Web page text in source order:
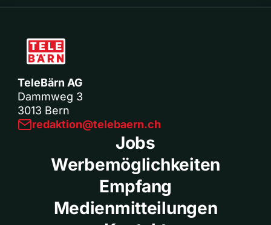
TeleBärn AG
Dammweg 3
3013 Bern
redaktion@telebaern.ch
Jobs
Werbemöglichkeiten
Empfang
Medienmitteilungen